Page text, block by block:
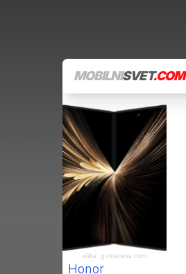
MOBILNISVET.COM
slika: gsmarena.com
Honor